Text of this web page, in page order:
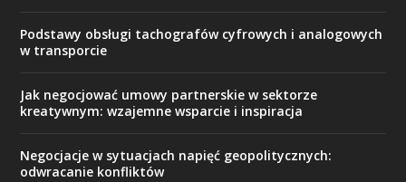
Podstawy obsługi tachografów cyfrowych i analogowych
w transporcie
Jak negocjować umowy partnerskie w sektorze
kreatywnym: wzajemne wsparcie i inspiracja
Negocjacje w sytuacjach napięć geopolitycznych:
odwracanie konfliktów